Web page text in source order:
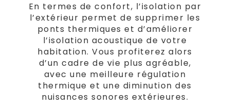
En termes de confort, l’isolation par
l’extérieur permet de supprimer les
ponts thermiques et d’améliorer
l’isolation acoustique de votre
habitation. Vous profiterez alors
d’un cadre de vie plus agréable,
avec une meilleure régulation
thermique et une diminution des
nuisances sonores extérieures.